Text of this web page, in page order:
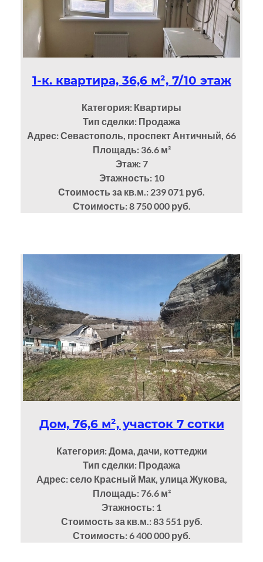
1-к. квартира, 36,6 м², 7/10 этаж
Категория: Квартиры
Тип сделки: Продажа
Адрес: Севастополь, проспект Античный, 66
Площадь: 36.6м²
Этаж: 7
Этажность: 10
Стоимость за кв.м.: 239 071 руб.
Стоимость: 8 750 000 руб.
Дом, 76,6 м², участок 7 сотки
Категория: Дома, дачи, коттеджи
Тип сделки: Продажа
Адрес: село Красный Мак, улица Жукова,
Площадь: 76.6м²
Этажность: 1
Стоимость за кв.м.: 83 551 руб.
Стоимость: 6 400 000 руб.